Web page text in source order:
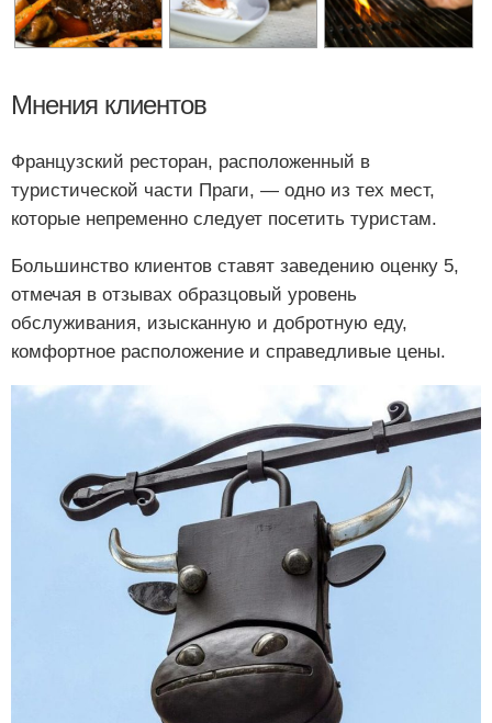
Мнения клиентов
Французский ресторан, расположенный в
туристической части Праги, — одно из тех мест,
которые непременно следует посетить туристам.
Большинство клиентов ставят заведению оценку 5,
отмечая в отзывах образцовый уровень
обслуживания, изысканную и добротную еду,
комфортное расположение и справедливые цены.